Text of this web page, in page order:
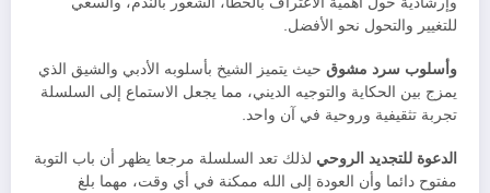
للتغيير والتحول نحو الأفضل.
وأسلوب سرد مشوق حيث يتميز الشيخ بأسلوبه الأدبي والشيق الذي
يمزج بين الحكاية والتوجيه الديني، مما يجعل الاستماع إلى السلسلة
تجربة تثقيفية وروحية في آن واحد.
الدعوة للتجديد الروحي لذلك تعد السلسلة مرجعا يظهر أن باب التوبة
مفتوح دائما وأن العودة إلى الله ممكنة في أي وقت، مهما بلغ